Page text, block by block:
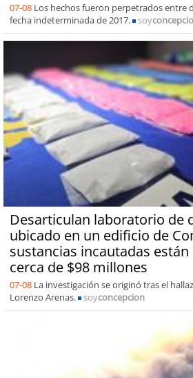
07-08 Los hechos fueron perpetrados entre
fecha indeterminada de 2017.
soy
Desarticulan laboratorio de
ubicado en un edificio de
sustancias incautadas están
cerca de $98 millones
07-08 La investigación se originó tras el
Lorenzo Arenas.
soyconcepcion